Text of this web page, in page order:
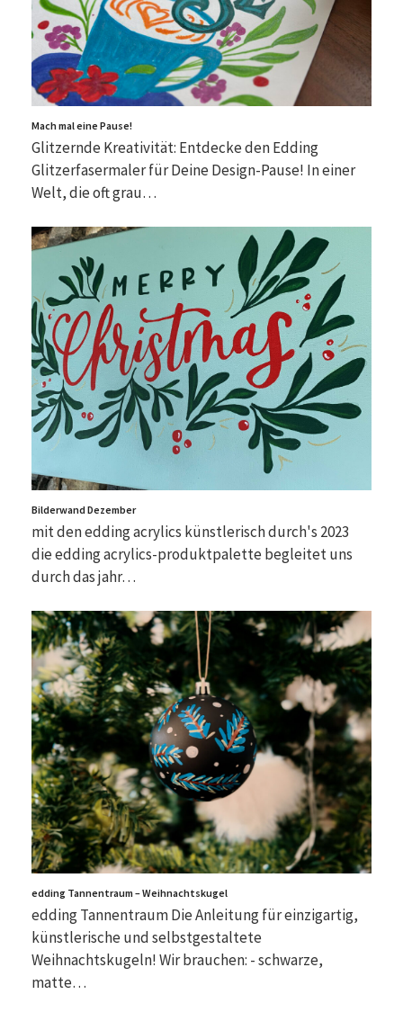
Mach mal eine Pause!
Glitzernde Kreativität: Entdecke den Edding
Glitzerfasermaler für Deine Design-Pause! In einer
Welt, die oft grau…
Bilderwand Dezember
mit den edding acrylics künstlerisch durch's 2023
die edding acrylics-produktpalette begleitet uns
durch das jahr…
edding Tannentraum – Weihnachtskugel
edding Tannentraum Die Anleitung für einzigartig,
künstlerische und selbstgestaltete
Weihnachtskugeln! Wir brauchen: - schwarze,
matte…